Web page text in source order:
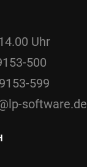
Uhr
500
599
software.de